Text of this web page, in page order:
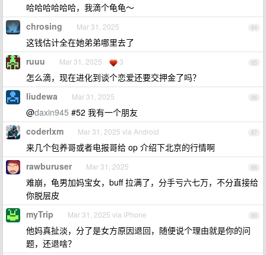
哈哈哈哈哈哈，我滴个龟龟～
84
chrosing Mar 31, 2025
这钱估计全在她弟弟哪里去了
85
ruuu Mar 31, 2025 3
怎么滴，现在进化到谈个恋爱还要交押金了吗？
86
liudewa Mar 31, 2025
@daxin945 #52 我有一个朋友
87
coderlxm Mar 31, 2025 via Android
来几个包养哥或者电报哥给 op 介绍下北京的行情啊
88
rawburuser Mar 31, 2025
难崩，龟男加妈宝女，buff 拉满了，分手亏六七万，不分直接给
你脱层皮
89
myTrip Mar 31, 2025 via iPhone
他妈真扯淡，分了是女方原因退回，随便说个理由就是你的问
题，还退啥？